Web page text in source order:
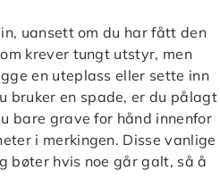
uansett om du har fått den
krever tungt utstyr, men
en uteplass eller sette inn
bruker en spade, er du pålagt
bare grave for hånd innenfor
i merkingen. Disse vanlige
bøter hvis noe går galt, så å